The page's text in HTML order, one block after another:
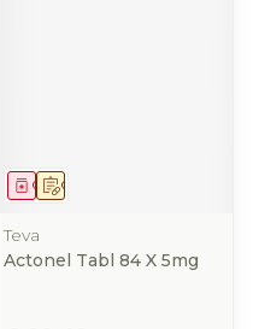
Op voorschrift
Geneesmiddel
Teva
Actonel Tabl 84 X 5mg